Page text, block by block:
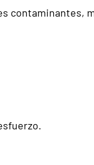
contaminantes,